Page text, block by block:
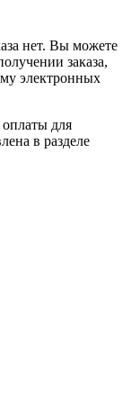
нет. Вы можете
заказа,
электронных
для
в разделе